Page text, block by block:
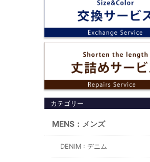
カテゴリー
MENS：メンズ
DENIM : デニム